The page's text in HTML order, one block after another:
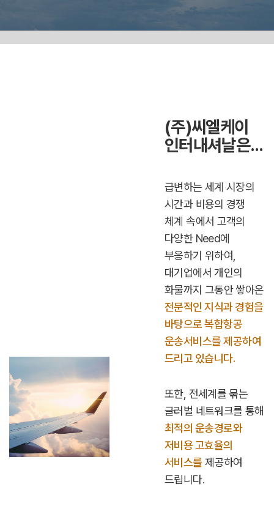
(주)씨엘케이
인터내셔날은...
급변하는 세계 시장의
시간과 비용의 경쟁
체계 속에서 고객의
다양한 Need에
부응하기 위하여,
대기업에서 개인의
화물까지 그동안 쌓아온
전문적인 지식과 경험을
바탕으로 복합항공
운송서비스를 제공하여
드리고 있습니다.
또한, 전세계를 묶는
글러벌 네트워크를 통해
최적의 운송경로와
저비용 고효율의
서비스를 제공하여
드립니다.